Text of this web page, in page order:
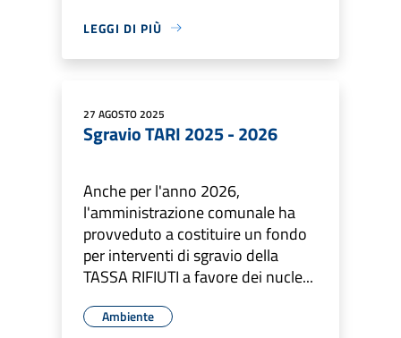
LEGGI DI PIÙ
27 AGOSTO 2025
Sgravio TARI 2025 - 2026
Anche per l'anno 2026,
l'amministrazione comunale ha
provveduto a costituire un fondo
per interventi di sgravio della
TASSA RIFIUTI a favore dei nucle...
Ambiente